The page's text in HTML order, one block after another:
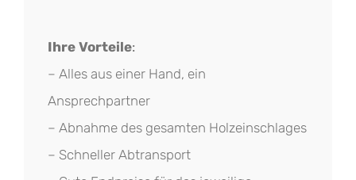
Ihre Vorteile:
– Alles aus einer Hand, ein
Ansprechpartner
– Abnahme des gesamten Holzeinschlages
– Schneller Abtransport